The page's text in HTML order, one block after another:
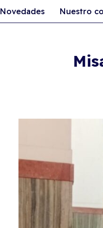
Novedades Nuestro